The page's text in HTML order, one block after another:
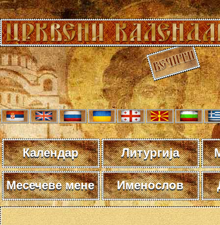
Календар Литургија
Месечеве мене Именослов